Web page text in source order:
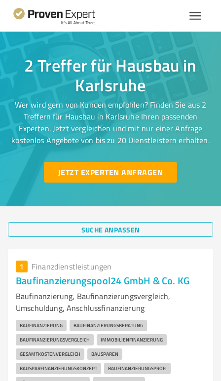
2 Treffer für Hausbau in
Karlsruhe
Wer wird gern von Kunden empfohlen? Finden Sie aus 2
Treffern für Hausbau in Karlsruhe Ihren passenden
Experten. Jetzt vergleichen und mit nur einer Anfrage
kostenlos Angebote von bis zu 20 Dienstleistern erhalten.
JETZT EXPERTEN ANFRAGEN
SUCHE ANPASSEN
1 Finanzdienstleistungen
Baufinanzierungspool24 GmbH & Co. KG
Baufinanzierung, Baufinanzierungsvergleich,
Umschuldung, Anschlussfinanzierung
BAUFINANZIERUNG BAUFINANZIERUNGSBERATUNG
BAUFINANZIERUNGSVERGLEICH IMMOBILIENFINANZIERUNG
GESAMTKOSTENVERGLEICH BAUSPAREN
BAUSPARFINANZIERUNGSKONZEPT BAUFINANZIERUNGSPROFI